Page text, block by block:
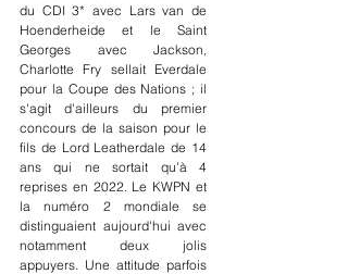
du CDI 3* avec Lars van de
Hoenderheide et le Saint
Georges avec Jackson,
Charlotte Fry sellait Everdale
pour la Coupe des Nations ; il
s'agit d'ailleurs du premier
concours de la saison pour le
fils de Lord Leatherdale de 14
ans qui ne sortait qu'à 4
reprises en 2022. Le KWPN et
la numéro 2 mondiale se
distinguaient aujourd'hui avec
notamment deux jolis
appuyers. Une attitude parfois